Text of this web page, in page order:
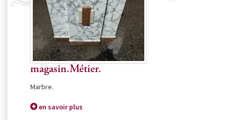
magasin.Métier.
Marbre.
en savoir plus